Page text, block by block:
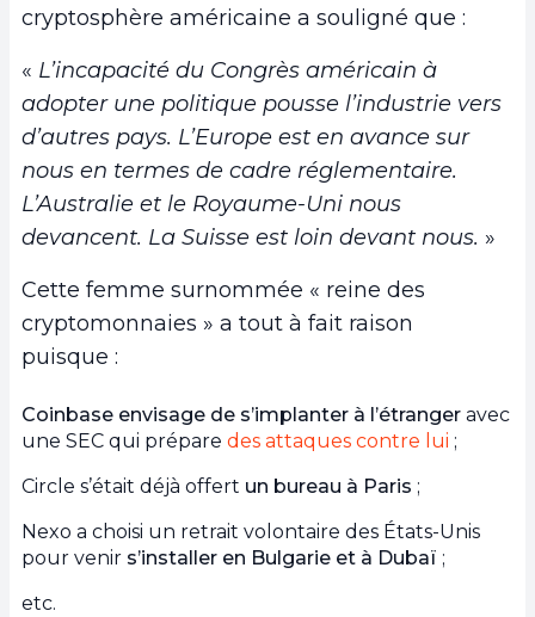
cryptosphère américaine a souligné que :
« L’incapacité du Congrès américain à
adopter une politique pousse l’industrie vers
d’autres pays. L’Europe est en avance sur
nous en termes de cadre réglementaire.
L’Australie et le Royaume-Uni nous
devancent. La Suisse est loin devant nous. »
Cette femme surnommée « reine des
cryptomonnaies » a tout à fait raison
puisque :
Coinbase envisage de s’implanter à l’étranger avec
une SEC qui prépare des attaques contre lui ;
Circle s’était déjà offert un bureau à Paris ;
Nexo a choisi un retrait volontaire des États-Unis
pour venir s’installer en Bulgarie et à Dubaï ;
etc.